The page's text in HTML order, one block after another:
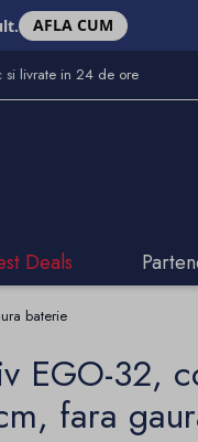
AFLA CUM
si livrate in 24 de ore
Deals
baterie
EGO-32,
fara